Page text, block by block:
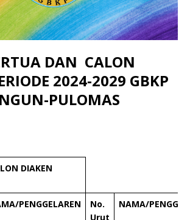
DAN CALON
2024-2029 GBKP
PULOMAS
DIAKEN
PENGGELAREN
No.
Urut
NAMA/